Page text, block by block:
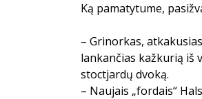
Ką pamatytume,
– Grinorkas,
lankančias kažkurią iš
stoctjardų dvoką.
– Naujais „fordais“